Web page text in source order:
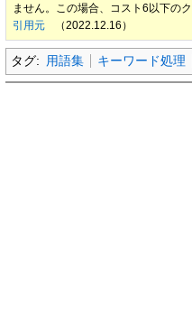
ません。この場合、コスト6以下の
引用元
（2022.12.16）
タグ: 用語集 キーワード処理